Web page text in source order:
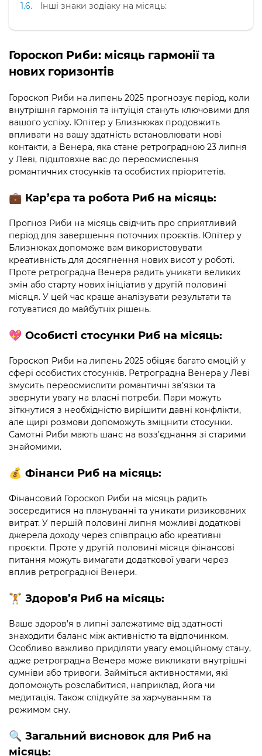
Інші знаки зодіаку на місяць:
Гороскоп Риби: місяць гармонії та
нових горизонтів
Гороскоп Риби на липень 2025 прогнозує період, коли
внутрішня гармонія та інтуїція стануть ключовими для
вашого успіху. Юпітер у Близнюках продовжить
впливати на вашу здатність встановлювати нові
контакти, а Венера, яка стане ретроградною 23 липня
у Леві, підштовхне вас до переосмислення
романтичних стосунків та особистих пріоритетів.
💼 Кар’єра та робота Риб на місяць:
Прогноз Риби на місяць свідчить про сприятливий
період для завершення поточних проєктів. Юпітер у
Близнюках допоможе вам використовувати
креативність для досягнення нових висот у роботі.
Проте ретроградна Венера радить уникати великих
змін або старту нових ініціатив у другій половині
місяця. У цей час краще аналізувати результати та
готуватися до майбутніх рішень.
💖 Особисті стосунки Риб на місяць:
Гороскоп Риби на липень 2025 обіцяє багато емоцій у
сфері особистих стосунків. Ретроградна Венера у Леві
змусить переосмислити романтичні зв’язки та
звернути увагу на власні потреби. Пари можуть
зіткнутися з необхідністю вирішити давні конфлікти,
але щирі розмови допоможуть зміцнити стосунки.
Самотні Риби мають шанс на возз’єднання зі старими
знайомими.
💰 Фінанси Риб на місяць:
Фінансовий Гороскоп Риби на місяць радить
зосередитися на плануванні та уникати ризикованих
витрат. У першій половині липня можливі додаткові
джерела доходу через співпрацю або креативні
проєкти. Проте у другій половині місяця фінансові
питання можуть вимагати додаткової уваги через
вплив ретроградної Венери.
🏋️ Здоров’я Риб на місяць:
Ваше здоров’я в липні залежатиме від здатності
знаходити баланс між активністю та відпочинком.
Особливо важливо приділяти увагу емоційному стану,
адже ретроградна Венера може викликати внутрішні
сумніви або тривоги. Займіться активностями, які
допоможуть розслабитися, наприклад, йога чи
медитація. Також слідкуйте за харчуванням та
режимом сну.
🔍 Загальний висновок для Риб на
місяць: